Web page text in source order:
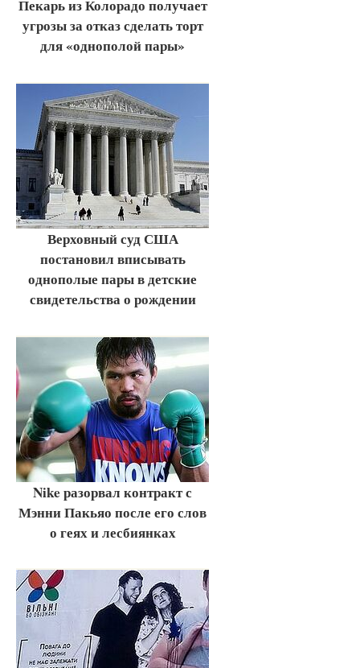
Пекарь из Колорадо получает
угрозы за отказ сделать торт
для «однополой пары»
Верховный суд США
постановил вписывать
однополые пары в детские
свидетельства о рождении
Nike разорвал контракт с
Мэнни Пакьяо после его слов
о геях и лесбиянках